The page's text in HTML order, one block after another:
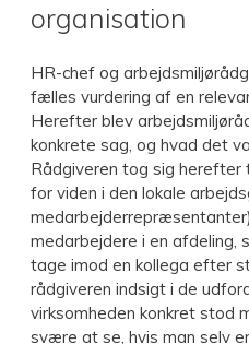
organisation
HR-chef og
fælles vurdering af en
Herefter blev
konkrete sag, og hvad det
Rådgiveren tog sig
for viden i den lokale
medarbejdere i en afdeling,
tage imod en kollega efter
rådgiveren indsigt i de
virksomheden konkret stod
svære at se, hvis man selv